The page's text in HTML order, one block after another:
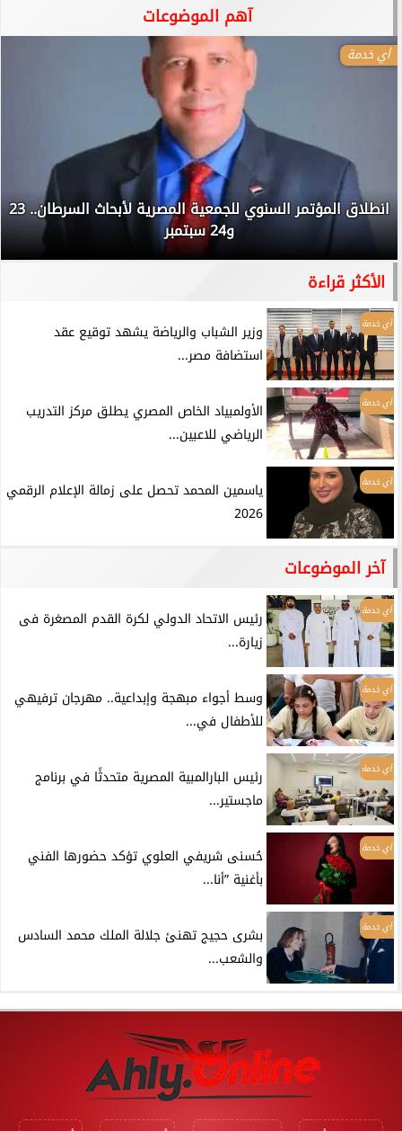
آهم الموضوعات
أي خدمة
انطلاق المؤتمر السنوي للجمعية المصرية لأبحاث السرطان.. 23
و24 سبتمبر
الأكثر قراءة
أي خدمة
وزير الشباب والرياضة يشهد توقيع عقد
استضافة مصر...
أي خدمة
الأولمبياد الخاص المصري يطلق مركز التدريب
الرياضي للاعبين...
أي خدمة
ياسمين المحمد تحصل على زمالة الإعلام الرقمي
2026
آخر الموضوعات
أي خدمة
رئيس الاتحاد الدولي لكرة القدم المصغرة فى
زيارة...
أي خدمة
وسط أجواء مبهجة وإبداعية.. مهرجان ترفيهي
للأطفال في...
أي خدمة
رئيس البارالمبية المصرية متحدثًا في برنامج
ماجستير...
أي خدمة
حُسنى شريفي العلوي تؤكد حضورها الفني
بأغنية ”أنا...
أي خدمة
بشرى حجيج تهنئ جلالة الملك محمد السادس
والشعب...